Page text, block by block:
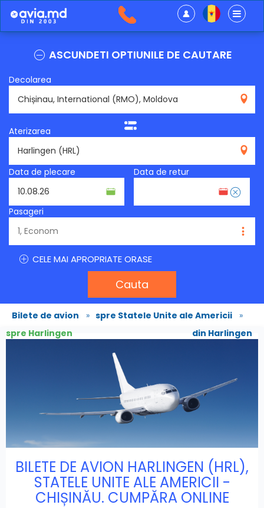
ASCUNDETI OPTIUNILE DE CAUTARE
Decolarea
Aterizarea
Data de plecare
Data de retur
Pasageri
CELE MAI APROPRIATE ORASE
Cauta
Bilete de avion » spre Statele Unite ale Americii »
spre Harlingen
din Harlingen
BILETE DE AVION HARLINGEN (HRL),
STATELE UNITE ALE AMERICII -
CHIȘINĂU. CUMPĂRA ONLINE